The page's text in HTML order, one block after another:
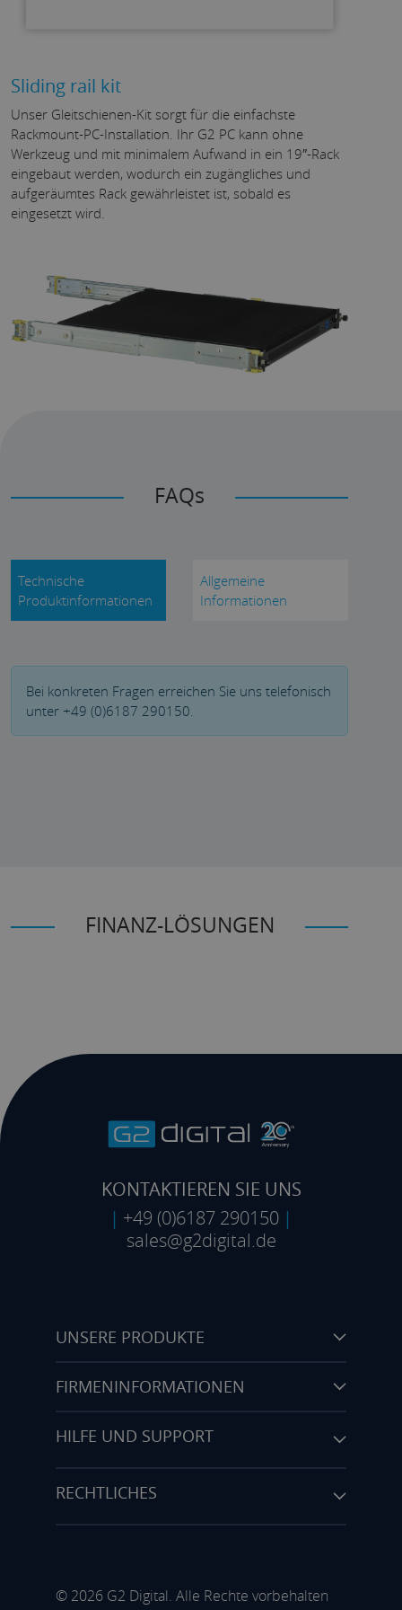
Sliding rail kit
Unser Gleitschienen-Kit sorgt für die einfachste
Rackmount-PC-Installation. Ihr G2 PC kann ohne
Werkzeug und mit minimalem Aufwand in ein 19″-Rack
eingebaut werden, wodurch ein zugängliches und
aufgeräumtes Rack gewährleistet ist, sobald es
eingesetzt wird.
FAQs
Technische
Produktinformationen
Allgemeine
Informationen
Bei konkreten Fragen erreichen Sie uns telefonisch
unter +49 (0)6187 290150.
FINANZ-LÖSUNGEN
KONTAKTIEREN SIE UNS
| +49 (0)6187 290150 |
sales@g2digital.de
UNSERE PRODUKTE
FIRMENINFORMATIONEN
HILFE UND SUPPORT
RECHTLICHES
© 2026 G2 Digital. Alle Rechte vorbehalten